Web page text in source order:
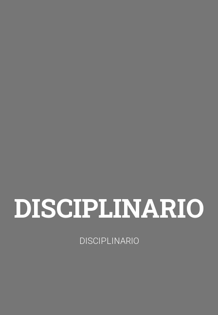
DISCIPLINARIO
DISCIPLINARIO